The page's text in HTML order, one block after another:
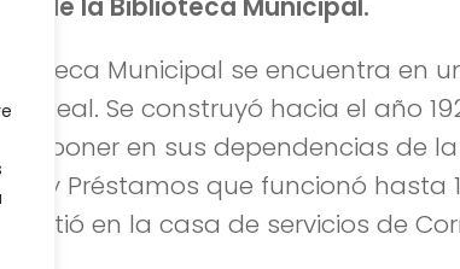
de la Biblioteca Municipal.
Municipal se encuentra en
Real. Se construyó hacia el año
disponer en sus dependencias de
y Préstamos que funcionó hasta
en la casa de servicios de